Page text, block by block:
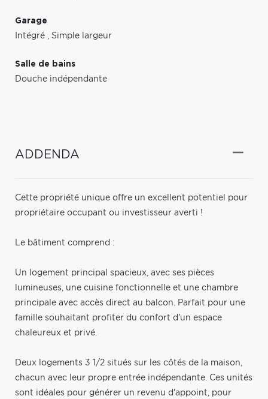
Garage
Intégré , Simple largeur
Salle de bains
Douche indépendante
ADDENDA
Cette propriété unique offre un excellent potentiel pour
propriétaire occupant ou investisseur averti !
Le bâtiment comprend :
Un logement principal spacieux, avec ses pièces
lumineuses, une cuisine fonctionnelle et une chambre
principale avec accès direct au balcon. Parfait pour une
famille souhaitant profiter du confort d'un espace
chaleureux et privé.
Deux logements 3 1/2 situés sur les côtés de la maison,
chacun avec leur propre entrée indépendante. Ces unités
sont idéales pour générer un revenu d'appoint, pour